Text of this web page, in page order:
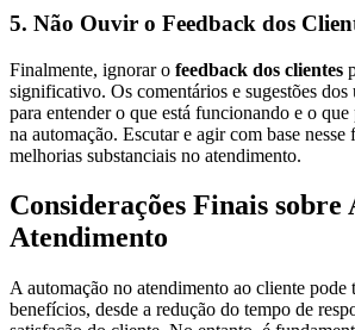
5. Não Ouvir o Feedback dos
Finalmente, ignorar o feedback dos clientes
significativo. Os comentários e sugestões dos
para entender o que está funcionando e o
na automação. Escutar e agir com base nesse
melhorias substanciais no atendimento.
Considerações Finais sobre
Atendimento
A automação no atendimento ao cliente pode
benefícios, desde a redução do tempo de